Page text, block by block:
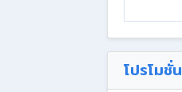
โปรโมชั่น